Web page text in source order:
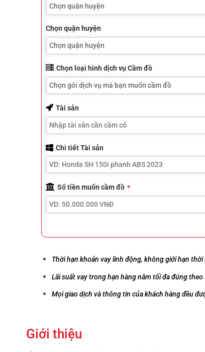
Chọn quận huyện
Chọn loại hình dịch vụ Cầm đồ
Contact
Email
Tài sản
Chi tiết Tài sản
Số tiền muốn cầm đồ *
Thời hạn khoản vay linh động, không giới hạn thời
Lãi suất vay trong hạn hàng năm tối đa đúng
Mọi giao dịch và thông tin của khách hàng đều
Giới thiệu